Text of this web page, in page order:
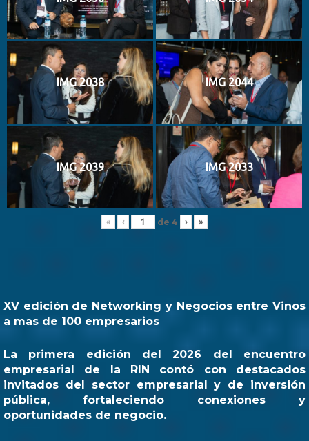
IMG 2038 IMG 2044
IMG 2039 IMG 2033
« ‹ de 4 › »
XV edición de Networking y Negocios entre Vinos
a mas de 100 empresarios
La primera edición del 2026 del encuentro
empresarial de la RIN contó con destacados
invitados del sector empresarial y de inversión
pública, fortaleciendo conexiones y
oportunidades de negocio.